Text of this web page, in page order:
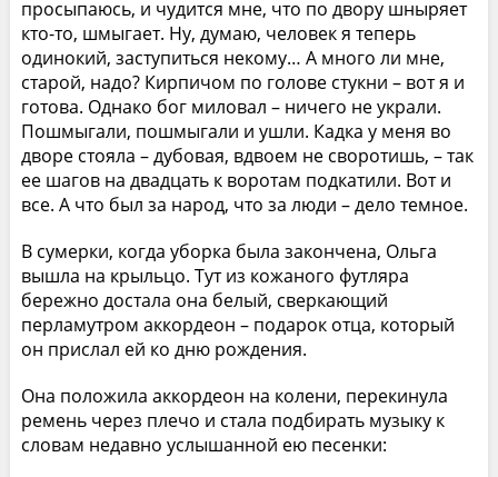
просыпаюсь, и чудится мне, что по двору шныряет
кто-то, шмыгает. Ну, думаю, человек я теперь
одинокий, заступиться некому… А много ли мне,
старой, надо? Кирпичом по голове стукни – вот я и
готова. Однако бог миловал – ничего не украли.
Пошмыгали, пошмыгали и ушли. Кадка у меня во
дворе стояла – дубовая, вдвоем не своротишь, – так
ее шагов на двадцать к воротам подкатили. Вот и
все. А что был за народ, что за люди – дело темное.
В сумерки, когда уборка была закончена, Ольга
вышла на крыльцо. Тут из кожаного футляра
бережно достала она белый, сверкающий
перламутром аккордеон – подарок отца, который
он прислал ей ко дню рождения.
Она положила аккордеон на колени, перекинула
ремень через плечо и стала подбирать музыку к
словам недавно услышанной ею песенки: